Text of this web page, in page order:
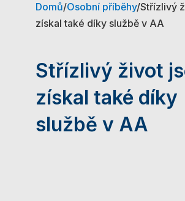
Domů/Osobní příběhy/Střízlivý
získal také díky službě v AA
Střízlivý život
získal také díky
službě v AA